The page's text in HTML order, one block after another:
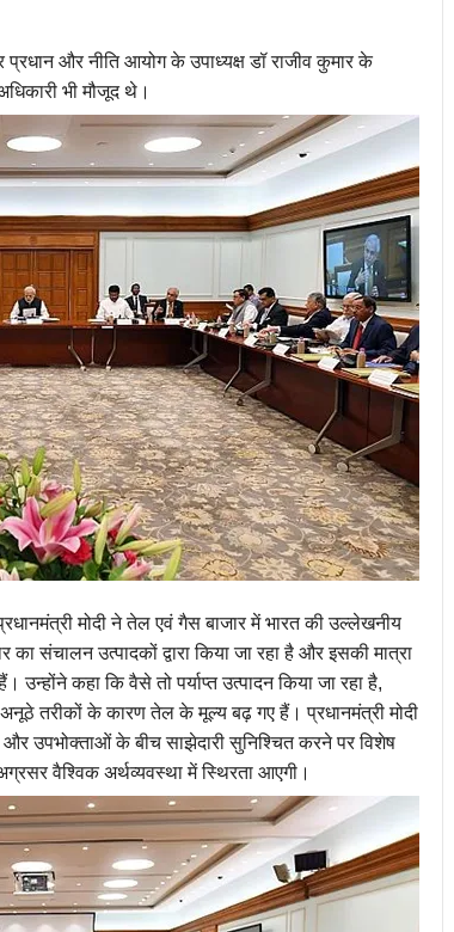
और नीति आयोग के उपाध्यक्ष डॉ राजीव कुमार के
भी मौजूद थे।
मोदी ने तेल एवं गैस बाजार में भारत की उल्लेखनीय
संचालन उत्पादकों द्वारा किया जा रहा है और इसकी मात्रा
उन्होंने कहा कि वैसे तो पर्याप्त उत्पादन किया जा रहा है,
तरीकों के कारण तेल के मूल्य बढ़ गए हैं। प्रधानमंत्री मोदी
और उपभोक्ताओं के बीच साझेदारी सुनिश्चित करने पर विशेष
वैश्विक अर्थव्यवस्था में स्थिरता आएगी।